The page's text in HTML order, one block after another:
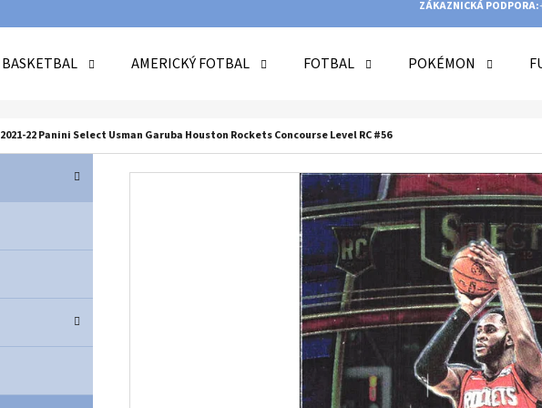
ZÁKAZNICKÁ PODPORA:
BASKETBAL AMERICKÝ FOTBAL FOTBAL POKÉMON
2021-22 Panini Select Usman Garuba Houston Rockets Concourse Level RC #56
HLEDAT
DOPORUČUJEME